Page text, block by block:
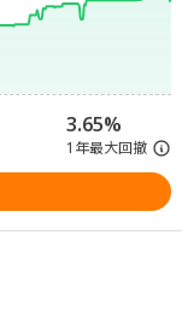
3.65%
1年最大回撤